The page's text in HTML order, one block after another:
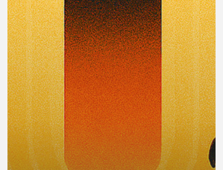
บทความ
ข่าว
และ
กิจกรรม
เกี่ยว
กับ
เรา